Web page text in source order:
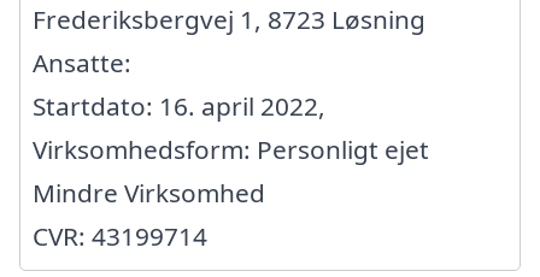
Frederiksbergvej 1, 8723 Løsning
Ansatte:
Startdato: 16. april 2022,
Virksomhedsform: Personligt ejet
Mindre Virksomhed
CVR: 43199714